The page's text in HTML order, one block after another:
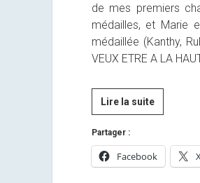
de mes premiers
médailles, et Marie
médaillée (Kanthy,
VEUX ETRE A LA
Lire la suite[By
Anaïs]
du
Partager :
Facebook